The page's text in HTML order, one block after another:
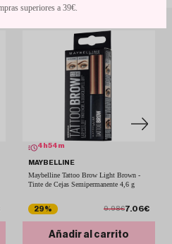
ya sea para un look natural o uno
o lloras de la risa, ¡no se corre!
4 h54 m
MAYBELLINE
Maybelline Tattoo Brow Light Brown -
Tinte de Cejas Semipermanente 4,6 g
29% 9.98€7.06€
Añadir al carrito
superiores a 39€.